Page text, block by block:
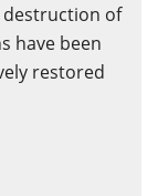
destruction of
have been
restored